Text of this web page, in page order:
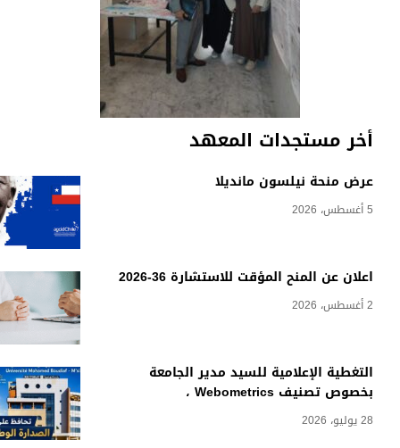
أخر مستجدات المعهد
عرض منحة نيلسون مانديلا
5 أغسطس، 2026
اعلان عن المنح المؤقت للاستشارة 36-2026
2 أغسطس، 2026
التغطية الإعلامية للسيد مدير الجامعة
بخصوص تصنيف Webometrics ،
28 يوليو، 2026